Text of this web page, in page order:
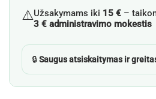
⚠️Užsakymams iki 15 € –
3 € administravimo mokestis
🔒Saugus atsiskaitymas ir